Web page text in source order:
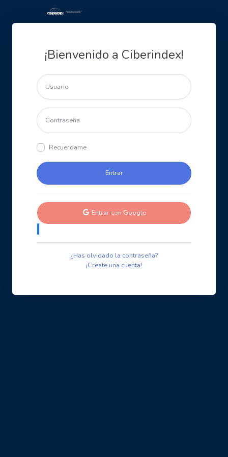
¡Bienvenido a Ciberindex!
Recuerdame
Entrar con Google
¿Has olvidado la contraseña?
¡Create una cuenta!